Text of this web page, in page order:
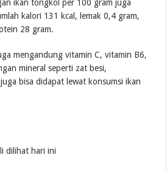
ikan tongkol per 100 gram juga
kalori 131 kcal, lemak 0,4 gram,
28 gram.
mengandung vitamin C, vitamin B6,
mineral seperti zat besi,
bisa didapat lewat konsumsi ikan
dilihat hari ini